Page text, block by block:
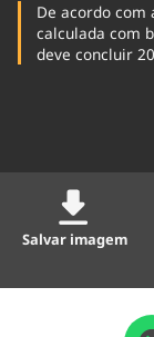
De acordo com
calculada com
deve concluir
Salvar imagem